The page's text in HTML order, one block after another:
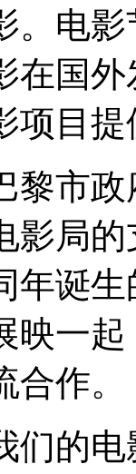
。电
在国
项目
黎市
影局
年诞
映一
作。
们的